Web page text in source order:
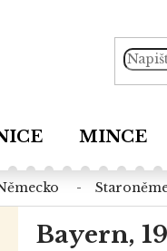
MINCE
německo
Bayern,